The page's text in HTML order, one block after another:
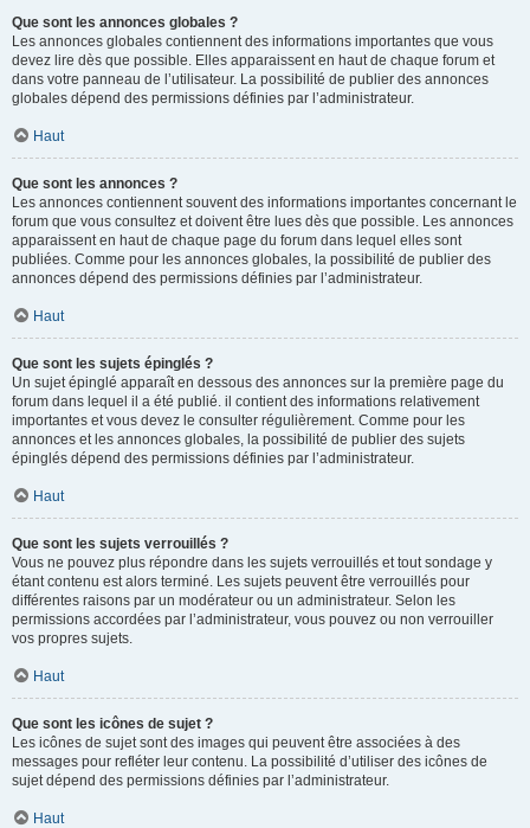
Que sont les annonces globales ?
Les annonces globales contiennent des informations importantes que vous
devez lire dès que possible. Elles apparaissent en haut de chaque forum et
dans votre panneau de l’utilisateur. La possibilité de publier des annonces
globales dépend des permissions définies par l’administrateur.
Haut
Que sont les annonces ?
Les annonces contiennent souvent des informations importantes concernant le
forum que vous consultez et doivent être lues dès que possible. Les annonces
apparaissent en haut de chaque page du forum dans lequel elles sont
publiées. Comme pour les annonces globales, la possibilité de publier des
annonces dépend des permissions définies par l’administrateur.
Haut
Que sont les sujets épinglés ?
Un sujet épinglé apparaît en dessous des annonces sur la première page du
forum dans lequel il a été publié. il contient des informations relativement
importantes et vous devez le consulter régulièrement. Comme pour les
annonces et les annonces globales, la possibilité de publier des sujets
épinglés dépend des permissions définies par l’administrateur.
Haut
Que sont les sujets verrouillés ?
Vous ne pouvez plus répondre dans les sujets verrouillés et tout sondage y
étant contenu est alors terminé. Les sujets peuvent être verrouillés pour
différentes raisons par un modérateur ou un administrateur. Selon les
permissions accordées par l’administrateur, vous pouvez ou non verrouiller
vos propres sujets.
Haut
Que sont les icônes de sujet ?
Les icônes de sujet sont des images qui peuvent être associées à des
messages pour refléter leur contenu. La possibilité d’utiliser des icônes de
sujet dépend des permissions définies par l’administrateur.
Haut